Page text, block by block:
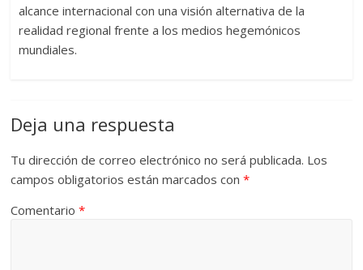
alcance internacional con una visión alternativa de la
realidad regional frente a los medios hegemónicos
mundiales.
Deja una respuesta
Tu dirección de correo electrónico no será publicada. Los
campos obligatorios están marcados con*
Comentario*